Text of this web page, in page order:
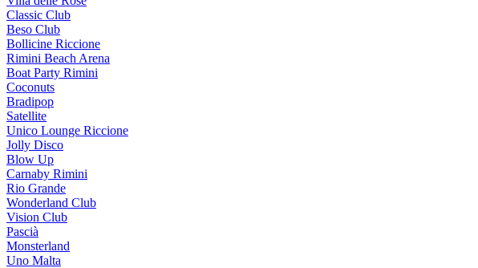
Classic Club
Beso Club
Bollicine Riccione
Rimini Beach Arena
Boat Party Rimini
Coconuts
Bradipop
Satellite
Unico Lounge Riccione
Jolly Disco
Blow Up
Carnaby Rimini
Rio Grande
Wonderland Club
Vision Club
Pascià
Monsterland
Uno Malta